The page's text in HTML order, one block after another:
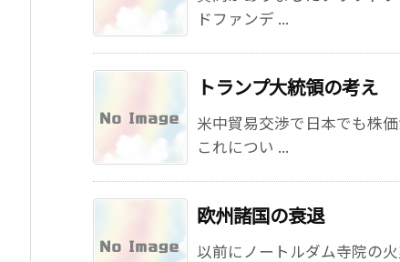
ドファンデ ...
トランプ大統領の考え
米中貿易交渉で日本でも株
これについ ...
欧州諸国の衰退
以前にノートルダム寺院の